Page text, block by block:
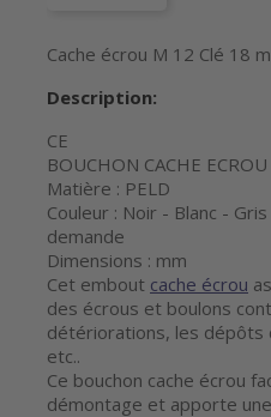
Cache écrou M 12 Clé 18
Description:
CE
BOUCHON CACHE ECROU
Matière : PELD
Couleur : Noir - Blanc -
demande
Dimensions : mm
Cet embout cache écrou
des écrous et boulons
détériorations, les dépôts
etc..
Ce bouchon cache écrou
démontage et apporte